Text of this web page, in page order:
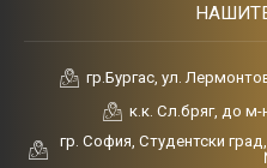
гр.Бургас, ул.
к.к. Сл.бряг, до
гр. София, Студентски